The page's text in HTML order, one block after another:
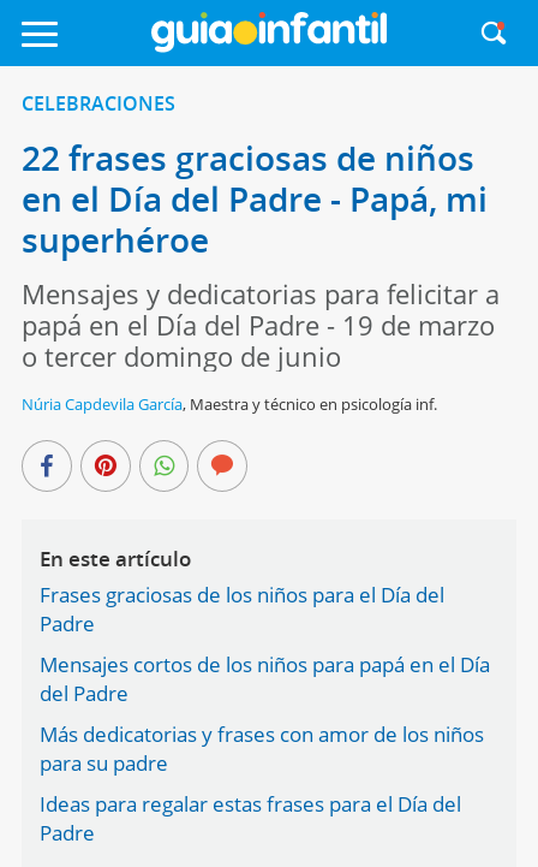
CELEBRACIONES
22 frases graciosas de niños
en el Día del Padre - Papá, mi
superhéroe
Mensajes y dedicatorias para felicitar a
papá en el Día del Padre - 19 de marzo
o tercer domingo de junio
Núria Capdevila García, Maestra y técnico en psicología inf.
En este artículo
Frases graciosas de los niños para el Día del
Padre
Mensajes cortos de los niños para papá en el Día
del Padre
Más dedicatorias y frases con amor de los niños
para su padre
Ideas para regalar estas frases para el Día del
Padre